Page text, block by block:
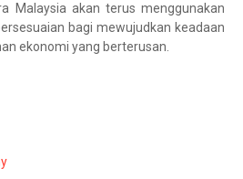
Malaysia akan terus menggunakan
bagi mewujudkan keadaan
ekonomi yang berterusan.